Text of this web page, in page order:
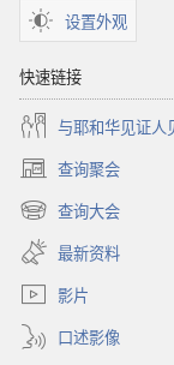
设置外观
快速链接
与耶和华见证人
查询聚会
（打
开
新
窗
口）
查询大会
（打
开
新
窗
最新资料
影片
口述影像